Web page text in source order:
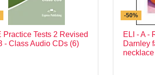
Practice Tests 2 Revised
- Class Audio CDs (6)
-50%
ELI - A -
Darnley